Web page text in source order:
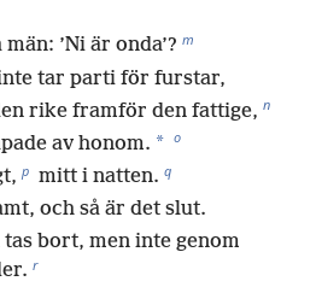
’Ni är onda’? m
tar parti för furstar,
rike framför den fattige, n
av honom. * o
p mitt i natten. q
och så är det slut.
bort, men inte genom
r